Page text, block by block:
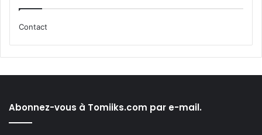
Contact
Abonnez-vous à Tomiiks.com par e-mail.